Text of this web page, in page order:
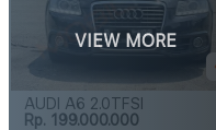
AUDI A6 2.0TFSI
Rp. 199.000.000
VIEW MORE